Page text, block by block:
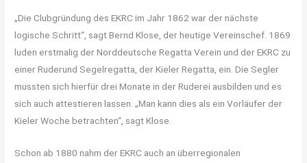
„Die Clubgründung des EKRC im Jahr 1862 war der nächste
logische Schritt“, sagt Bernd Klose, der heutige Vereinschef. 1869
luden erstmalig der Norddeutsche Regatta Verein und der EKRC zu
einer Ruderund Segelregatta, der Kieler Regatta, ein. Die Segler
mussten sich hierfür drei Monate in der Ruderei ausbilden und es
sich auch attestieren lassen. „Man kann dies als ein Vorläufer der
Kieler Woche betrachten“, sagt Klose.
Schon ab 1880 nahm der EKRC auch an überregionalen